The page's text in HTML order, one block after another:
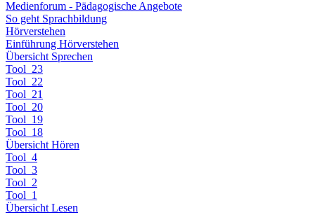
Medienforum - Pädagogische Angebote
So geht Sprachbildung
Hörverstehen
Einführung Hörverstehen
Übersicht Sprechen
Tool_23
Tool_22
Tool_21
Tool_20
Tool_19
Tool_18
Übersicht Hören
Tool_4
Tool_3
Tool_2
Tool_1
Übersicht Lesen